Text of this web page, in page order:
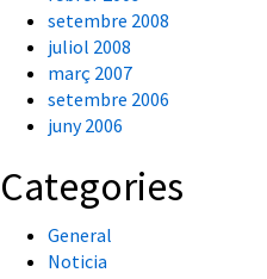
setembre 2008
juliol 2008
març 2007
setembre 2006
juny 2006
Categories
General
Noticia